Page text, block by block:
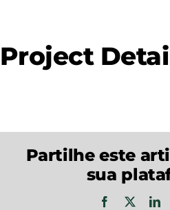
Project
Partilhe este
sua
Facebook
X